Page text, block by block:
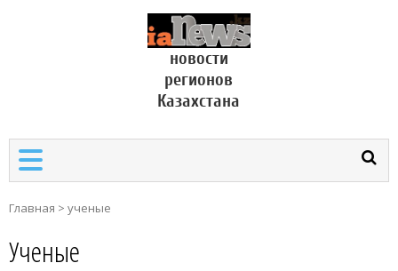
новости
регионов
Казахстана
Главная > ученые
Ученые